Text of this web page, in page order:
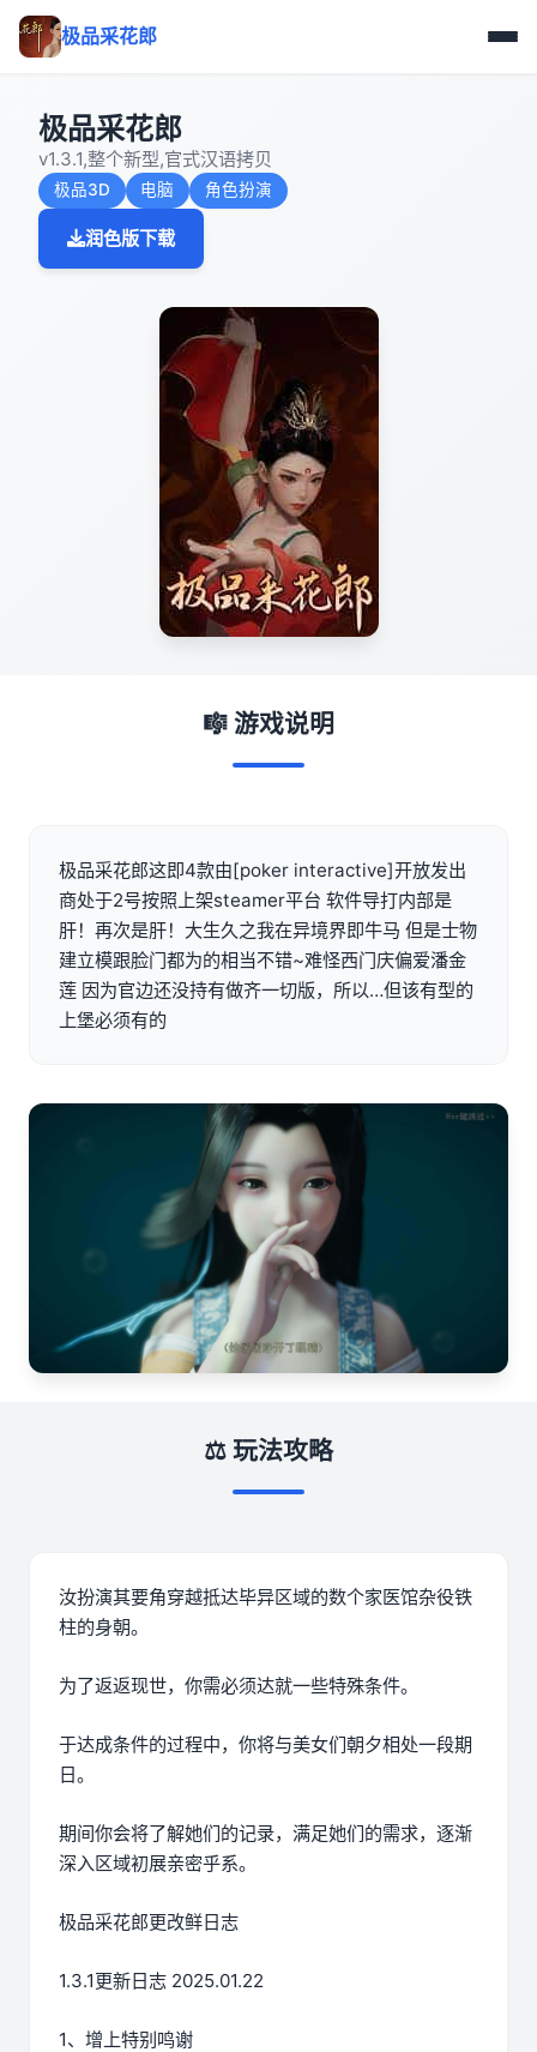
极品采花郎
极品采花郎
v1.3.1,整个新型,官式汉语拷贝
极品3D 电脑 角色扮演
润色版下载
🎼 游戏说明
极品采花郎这即4款由[poker interactive]开放发出
商处于2号按照上架steamer平台 软件导打内部是
肝！再次是肝！大生久之我在异境界即牛马 但是士物
建立模跟脸门都为的相当不错~难怪西门庆偏爱潘金
莲 因为官边还没持有做齐一切版，所以…但该有型的
上堡必须有的
⚖️ 玩法攻略
汝扮演其要角穿越抵达毕异区域的数个家医馆杂役铁
柱的身朝。
为了返返现世，你需必须达就一些特殊条件。
于达成条件的过程中， 你将与美女们朝夕相处一段期
日。
期间你会将了解她们的记录，满足她们的需求，逐渐
深入区域初展亲密乎系。
极品采花郎更改鲜日志
1.3.1更新日志 2025.01.22
1、增上特别鸣谢